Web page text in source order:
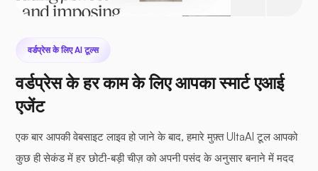
वर्डप्रेस के लिए AI टूल्स
वर्डप्रेस के हर काम के लिए आपका स्मार्ट एआई
एजेंट
एक बार आपकी वेबसाइट लाइव हो जाने के बाद, हमारे मुफ़्त UltaAI टूल आपको
कुछ ही सेकंड में हर छोटी-बड़ी चीज़ को अपनी पसंद के अनुसार बनाने में मदद